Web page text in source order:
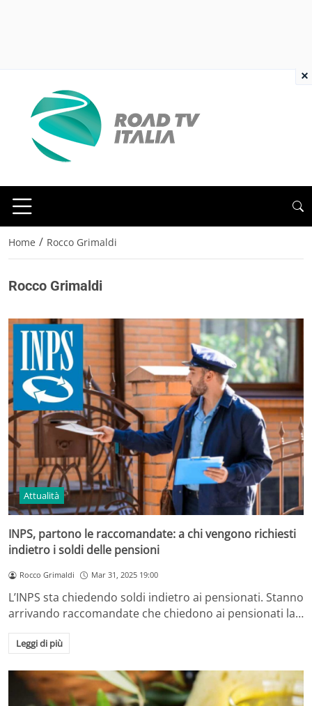
Home / Rocco Grimaldi
Rocco Grimaldi
Attualità
INPS, partono le raccomandate: a chi vengono richiesti
indietro i soldi delle pensioni
Rocco Grimaldi Mar 31, 2025 19:00
L’INPS sta chiedendo soldi indietro ai pensionati. Stanno
arrivando raccomandate che chiedono ai pensionati la…
Leggi di più
×